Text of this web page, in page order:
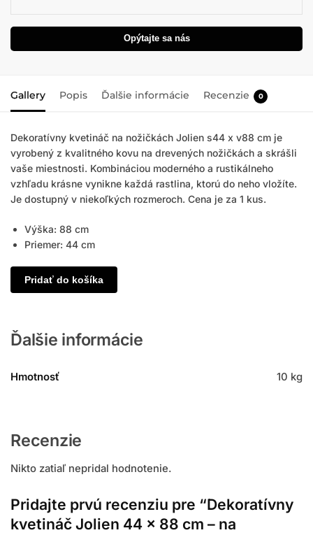
Opýtajte sa nás
Gallery Popis Ďalšie informácie Recenzie 0
Dekoratívny kvetináč na nožičkách Jolien s44 x v88 cm je
vyrobený z kvalitného kovu na drevených nožičkách a skrášli
vaše miestnosti. Kombináciou moderného a rustikálneho
vzhľadu krásne vynikne každá rastlina, ktorú do neho vložíte.
Je dostupný v niekoľkých rozmeroch. Cena je za 1 kus.
Výška: 88 cm
Priemer: 44 cm
Pridať do košíka
Ďalšie informácie
Hmotnosť 10 kg
Recenzie
Nikto zatiaľ nepridal hodnotenie.
Pridajte prvú recenziu pre “Dekoratívny
kvetináč Jolien 44 x 88 cm – na